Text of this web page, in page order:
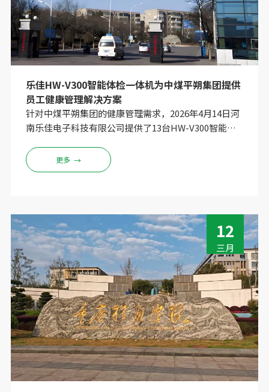
乐佳HW-V300智能体检一体机为中煤平朔集团提供
员工健康管理解决方案
针对中煤平朔集团的健康管理需求，2026年4月14日河
南乐佳电子科技有限公司提供了13台HW-V300智能体
王村中煤平朔集团厂区内的上门安装及系统化培训工
作。
更多 →
12
三月